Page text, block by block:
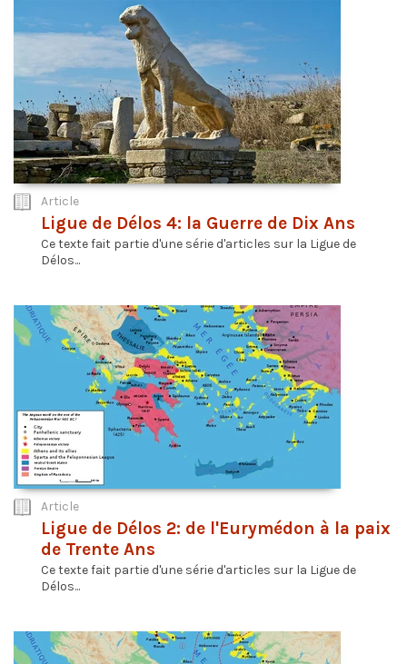
Article
Ligue de Délos 4: la Guerre de Dix Ans
Ce texte fait partie d'une série d'articles sur la Ligue de
Délos...
Article
Ligue de Délos 2: de l'Eurymédon à la paix
de Trente Ans
Ce texte fait partie d'une série d'articles sur la Ligue de
Délos...